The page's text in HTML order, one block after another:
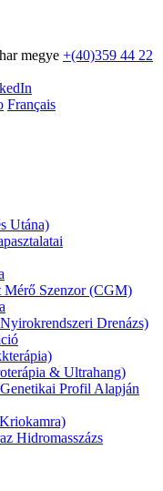
megye +(40)359 44 22
Français
Utána)
Mérő Szenzor (CGM)
Drenázs)
& Ultrahang)
Profil Alapján
Hidromasszázs